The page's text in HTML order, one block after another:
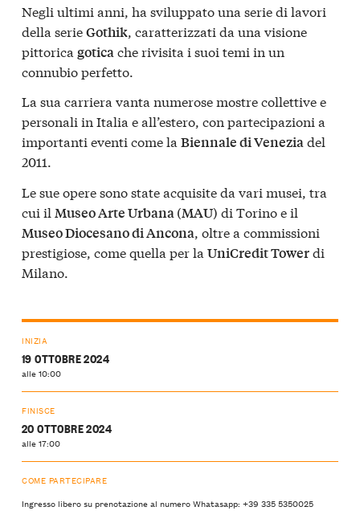
Negli ultimi anni, ha sviluppato una serie di lavori
della serieGothik , caratterizzati da una visione
pittorica gotica che rivisita i suoi temi in un
connubio perfetto.
La sua carriera vanta numerose mostre collettive e
personali in Italia e all’estero, con partecipazioni a
importanti eventi come la Biennale di Veneziadel
2011.
Le sue opere sono state acquisite da vari musei, tra
cui il Museo Arte Urbana (MAU) di Torino e il
Museo Diocesano di Ancona, oltre a commissioni
prestigiose, come quella per la UniCredit Towerdi
Milano.
INIZIA
19 OTTOBRE 2024
alle 10:00
FINISCE
20 OTTOBRE 2024
alle 17:00
COME PARTECIPARE
Ingresso libero su prenotazione al numero Whatasapp: +39 335 5350025